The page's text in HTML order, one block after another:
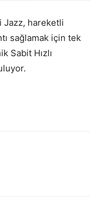
Jazz, hareketli
sağlamak için tek
Sabit Hızlı